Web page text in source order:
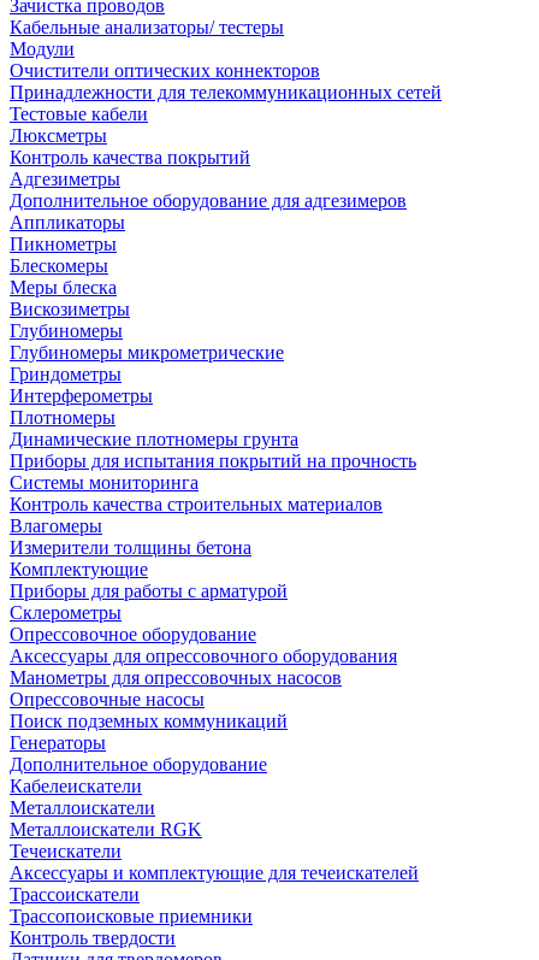
Зачистка проводов
Кабельные анализаторы/ тестеры
Модули
Очистители оптических коннекторов
Принадлежности для телекоммуникационных сетей
Тестовые кабели
Люксметры
Контроль качества покрытий
Адгезиметры
Дополнительное оборудование для адгезимеров
Аппликаторы
Пикнометры
Блескомеры
Меры блеска
Вискозиметры
Глубиномеры
Глубиномеры микрометрические
Гриндометры
Интерферометры
Плотномеры
Динамические плотномеры грунта
Приборы для испытания покрытий на прочность
Системы мониторинга
Контроль качества строительных материалов
Влагомеры
Измерители толщины бетона
Комплектующие
Приборы для работы с арматурой
Склерометры
Опрессовочное оборудование
Аксессуары для опрессовочного оборудования
Манометры для опрессовочных насосов
Опрессовочные насосы
Поиск подземных коммуникаций
Генераторы
Дополнительное оборудование
Кабелеискатели
Металлоискатели
Металлоискатели RGK
Течеискатели
Аксессуары и комплектующие для течеискателей
Трассоискатели
Трассопоисковые приемники
Контроль твердости